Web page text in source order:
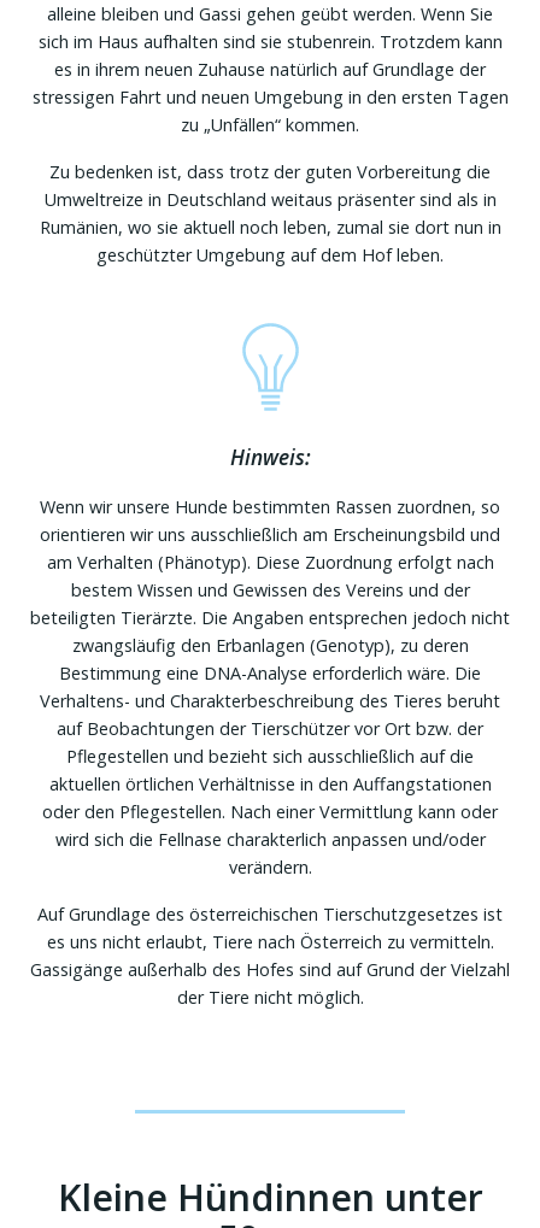
alleine bleiben und Gassi gehen geübt werden. Wenn Sie
sich im Haus aufhalten sind sie stubenrein. Trotzdem kann
es in ihrem neuen Zuhause natürlich auf Grundlage der
stressigen Fahrt und neuen Umgebung in den ersten Tagen
zu „Unfällen“ kommen.
Zu bedenken ist, dass trotz der guten Vorbereitung die
Umweltreize in Deutschland weitaus präsenter sind als in
Rumänien, wo sie aktuell noch leben, zumal sie dort nun in
geschützter Umgebung auf dem Hof leben.
Hinweis:
Wenn wir unsere Hunde bestimmten Rassen zuordnen, so
orientieren wir uns ausschließlich am Erscheinungsbild und
am Verhalten (Phänotyp). Diese Zuordnung erfolgt nach
bestem Wissen und Gewissen des Vereins und der
beteiligten Tierärzte. Die Angaben entsprechen jedoch nicht
zwangsläufig den Erbanlagen (Genotyp), zu deren
Bestimmung eine DNA-Analyse erforderlich wäre. Die
Verhaltens- und Charakterbeschreibung des Tieres beruht
auf Beobachtungen der Tierschützer vor Ort bzw. der
Pflegestellen und bezieht sich ausschließlich auf die
aktuellen örtlichen Verhältnisse in den Auffangstationen
oder den Pflegestellen. Nach einer Vermittlung kann oder
wird sich die Fellnase charakterlich anpassen und/oder
verändern.
Auf Grundlage des österreichischen Tierschutzgesetzes ist
es uns nicht erlaubt, Tiere nach Österreich zu vermitteln.
Gassigänge außerhalb des Hofes sind auf Grund der Vielzahl
der Tiere nicht möglich.
Kleine Hündinnen unter